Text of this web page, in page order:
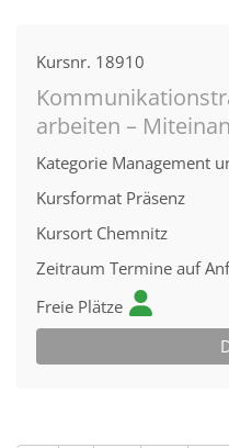
Kursnr. 18910
arbeiten –
Kategorie Management
Kursformat Präsenz
Kursort Chemnitz
Zeitraum Termine auf
Freie Plätze